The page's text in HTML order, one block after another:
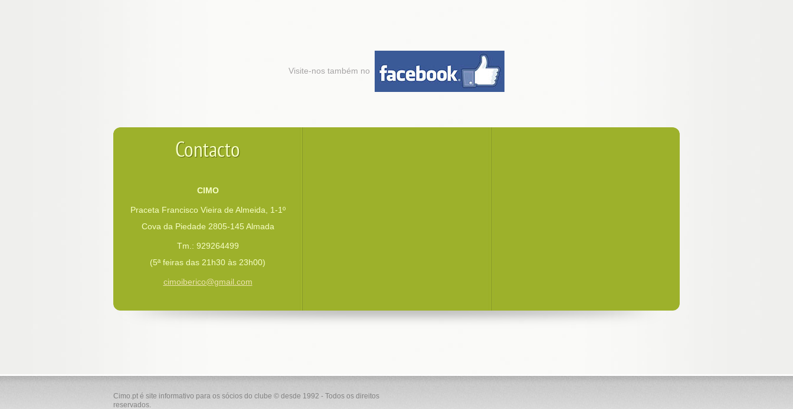
Visite-nos também no
Contacto
CIMO
Praceta Francisco Vieira de Almeida, 1-1º
Cova da Piedade 2805-145 Almada
Tm.: 929264499
(5ª feiras das 21h30 às 23h00)
cimoiberico@gmail.com
Cimo.pt é site informativo para os sócios do clube © desde 1992 - Todos os direitos
reservados.